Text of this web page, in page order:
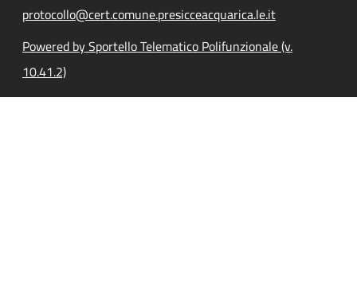
protocollo@cert.comune.presicceacquarica.le.it
Powered by Sportello Telematico Polifunzionale (v.
10.41.2)